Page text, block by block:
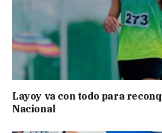
Layoy va con todo para
Nacional